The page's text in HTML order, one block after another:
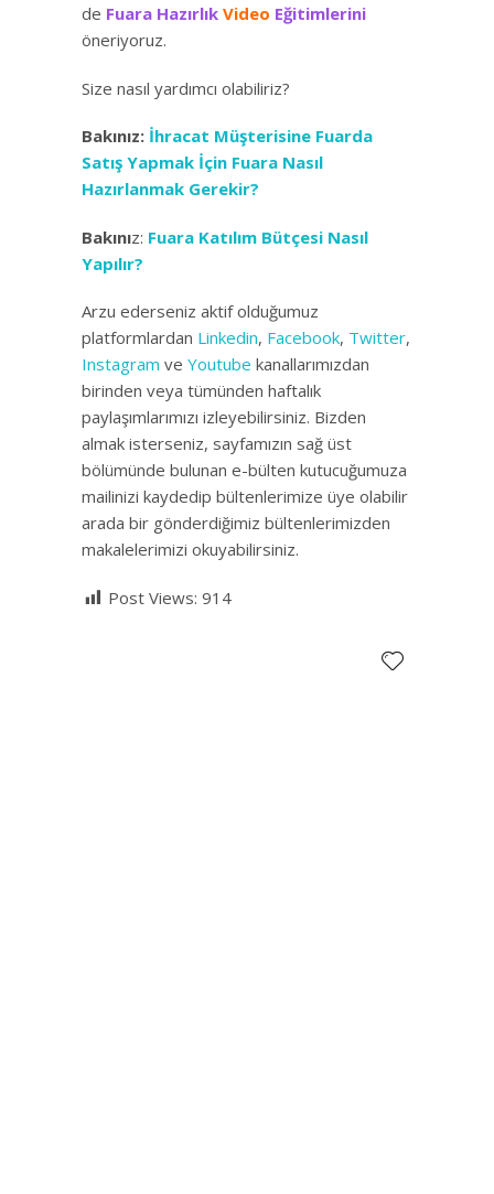
de Fuara Hazırlık Video Eğitimlerini
öneriyoruz.
Size nasıl yardımcı olabiliriz?
Bakınız: İhracat Müşterisine Fuarda
Satış Yapmak İçin Fuara Nasıl
Hazırlanmak Gerekir?
Bakınız: Fuara Katılım Bütçesi Nasıl
Yapılır?
Arzu ederseniz aktif olduğumuz
platformlardan Linkedin, Facebook, Twitter,
Instagram ve Youtube kanallarımızdan
birinden veya tümünden haftalık
paylaşımlarımızı izleyebilirsiniz. Bizden
almak isterseniz, sayfamızın sağ üst
bölümünde bulunan e-bülten kutucuğumuza
mailinizi kaydedip bültenlerimize üye olabilir
arada bir gönderdiğimiz bültenlerimizden
makalelerimizi okuyabilirsiniz.
Post Views: 914